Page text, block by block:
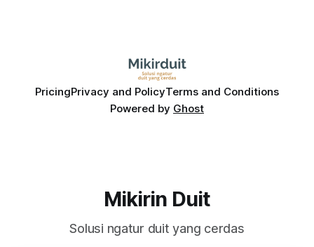
PricingPrivacy and PolicyTerms and Conditions
Powered by Ghost
Mikirin Duit
Solusi ngatur duit yang cerdas